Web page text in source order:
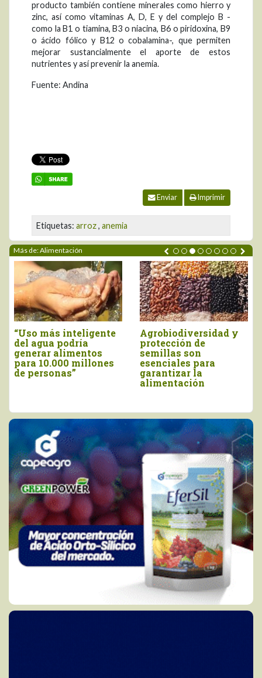
producto también contiene minerales como hierro y
zinc, así como vitaminas A, D, E y del complejo B -
como la B1 o tiamina, B3 o niacina, B6 o piridoxina, B9
o ácido fólico y B12 o cobalamina-, que permiten
mejorar sustancialmente el aporte de estos
nutrientes y así prevenir la anemia.
Fuente: Andina
Enviar Imprimir
Etiquetas: arroz, anemia
Más de: Alimentación
Informe de EAT-
Lancet insta a
cambiar la política
alimentaria de la UE
Comisión de Defensa
del Consumidor del
Congreso se opone a
bajar estándar para
etiquetar alimentos
transgénicos